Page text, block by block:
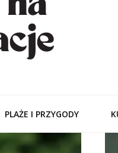
PLAŻE I PRZYGODY